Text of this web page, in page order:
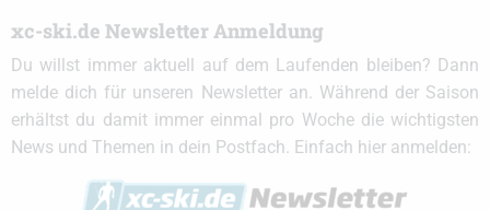
xc-ski.de Newsletter Anmeldung
Du willst immer aktuell auf dem Laufenden bleiben? Dann
melde dich für unseren Newsletter an. Während der Saison
erhältst du damit immer einmal pro Woche die wichtigsten
News und Themen in dein Postfach. Einfach hier anmelden: